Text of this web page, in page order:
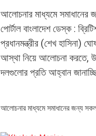
আলোচনার মাধ্যমে
পোর্টাল বাংলাদেশ ডেস্ক :
প্রধানমন্ত্রীর (শেখ হাসিনা)
আস্থা নিয়ে আলোচনা করতে,
দলগুলোর প্রতি আহ্বান
আলোচনার মাধ্যমে সমাধানের জন্য